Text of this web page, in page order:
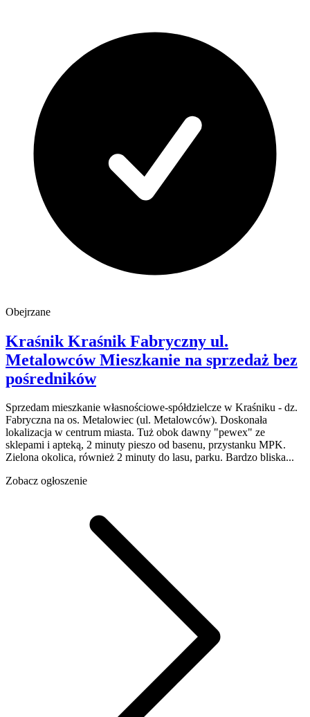
Obejrzane
Kraśnik Kraśnik Fabryczny ul.
Metalowców Mieszkanie na sprzedaż bez
pośredników
Sprzedam mieszkanie własnościowe-spółdzielcze w Kraśniku - dz.
Fabryczna na os. Metalowiec (ul. Metalowców). Doskonała
lokalizacja w centrum miasta. Tuż obok dawny "pewex" ze
sklepami i apteką, 2 minuty pieszo od basenu, przystanku MPK.
Zielona okolica, również 2 minuty do lasu, parku. Bardzo bliska...
Zobacz ogłoszenie